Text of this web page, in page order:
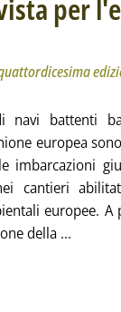
per
. Sottotitolo: La
. Pubblicata giovedì 17
navi battenti
europea
imbarcazioni
cantieri
europee. A
della ...